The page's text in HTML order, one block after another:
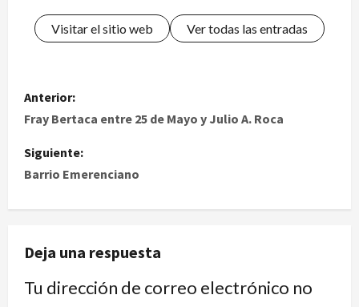
Visitar el sitio web Ver todas las entradas
Anterior:
Fray Bertaca entre 25 de Mayo y Julio A. Roca
Siguiente:
Barrio Emerenciano
Deja una respuesta
Tu dirección de correo electrónico no